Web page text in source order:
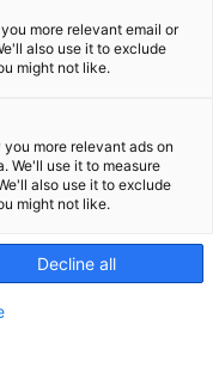
elinkeino- ja
Edustamme
ja
niihin liittyviä
Suomi
more relevant email or
also use it to exclude
might not like.
more relevant ads on
We'll use it to measure
also use it to exclude
might not like.
Decline all